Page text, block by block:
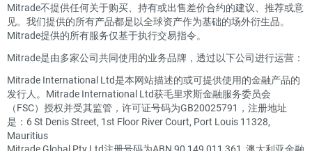
Mitrade不提供任何关于购买、持有或出售差价合约的建议、推荐或意
见。我们提供的所有产品都是以全球资产作为基础的场外衍生品。
Mitrade提供的所有服务仅基于执行交易指令。
Mitrade是由多家公司共同使用的业务品牌，透过以下公司进行运营：
Mitrade International Ltd是本网站描述的或可提供使用的金融产品的
发行人。Mitrade International Ltd获毛里求斯金融服务委员会
（FSC）授权并受其监管，许可证号码为GB20025791，注册地址
是：6 St Denis Street, 1st Floor River Court, Port Louis 11328,
Mauritius